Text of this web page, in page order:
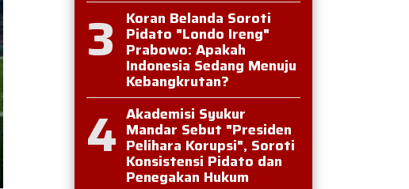
3 Koran Belanda Soroti
Pidato "Londo Ireng"
Prabowo: Apakah
Indonesia Sedang Menuju
Kebangkrutan?
4 Akademisi Syukur
Mandar Sebut "Presiden
Pelihara Korupsi", Soroti
Konsistensi Pidato dan
Penegakan Hukum